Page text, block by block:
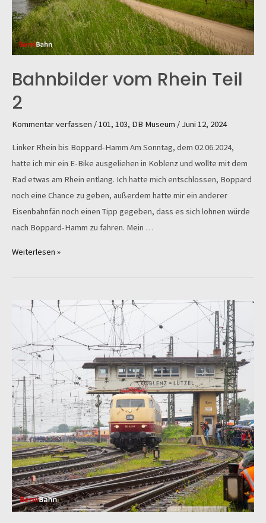
Bahnbilder vom Rhein Teil
2
Kommentar verfassen /101, 103, DB Museum / Juni 12, 2024
Linker Rhein bis Boppard-Hamm Am Sonntag, dem 02.06.2024,
hatte ich mir ein E-Bike ausgeliehen in Koblenz und wollte mit dem
Rad etwas am Rhein entlang. Ich hatte mich entschlossen, Boppard
noch eine Chance zu geben, außerdem hatte mir ein anderer
Eisenbahnfän noch einen Tipp gegeben, dass es sich lohnen würde
nach Boppard-Hamm zu fahren. Mein …
Bahnbilder
Weiterlesen »